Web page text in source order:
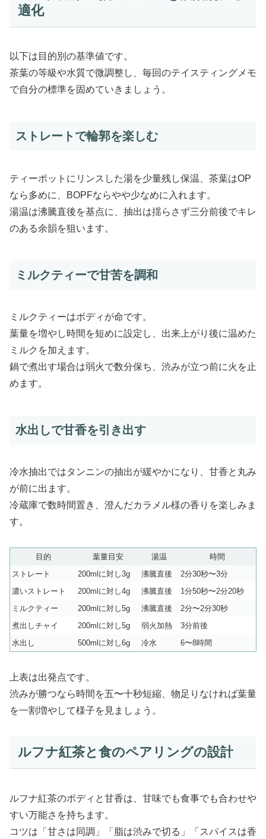
適化
以下は目的別の基準値です。
茶葉の等級や水質で微調整し、毎回のテイスティングメモ
で自分の標準を固めていきましょう。
ストレートで輪郭を楽しむ
ティーポットにリンスした湯を少量残し保温、茶葉はOP
なら多めに、BOPFならやや少なめに入れます。
湯温は沸騰直後を基点に、抽出は揺らさず三分前後でキレ
のある余韻を狙います。
ミルクティーで甘苦を調和
ミルクティーはボディが命です。
葉量を増やし時間を短めに設定し、出来上がり後に温めた
ミルクを加えます。
鍋で煮出す場合は弱火で数分保ち、渋みが立つ前に火を止
めます。
水出しで甘香を引き出す
冷水抽出ではタンニンの抽出が緩やかになり、甘香と丸み
が前に出ます。
冷蔵庫で数時間置き、澄んだカラメル様の香りを楽しみま
す。
目的 葉量目安 湯温
時間
ストレート
200mlに対し3g 沸騰直後
2分30秒〜3分
濃いストレート
200mlに対し4g 沸騰直後
1分50秒〜2分20秒
ミルクティー
200mlに対し5g 沸騰直後
2分〜2分30秒
煮出しチャイ
200mlに対し5g 弱火加熱
3分前後
水出し
500mlに対し6g 冷水 6〜8時間
上表は出発点です。
渋みが勝つなら時間を五〜十秒短縮、物足りなければ葉量
を一割増やして様子を見ましょう。
ルフナ紅茶と食のペアリングの設計
ルフナ紅茶のボディと甘香は、甘味でも食事でも合わせや
すい万能さを持ちます。
コツは「甘さは同調」「脂は渋みで切る」「スパイスは香